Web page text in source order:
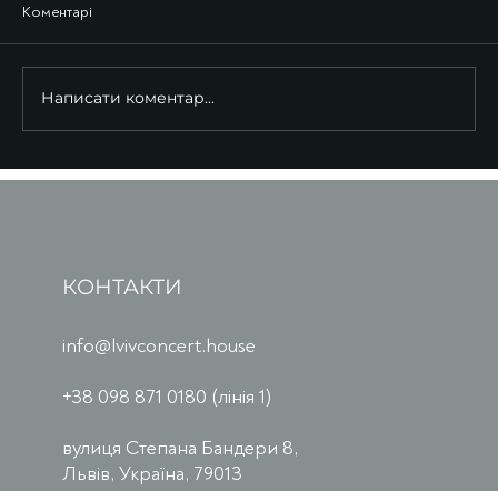
Коментарі
Написати коментар...
КОНТАКТИ
info@lvivconcert.house
+38 098 871 0180 (лінія 1)
вулиця Степана Бандери 8,
Львів, Україна, 79013